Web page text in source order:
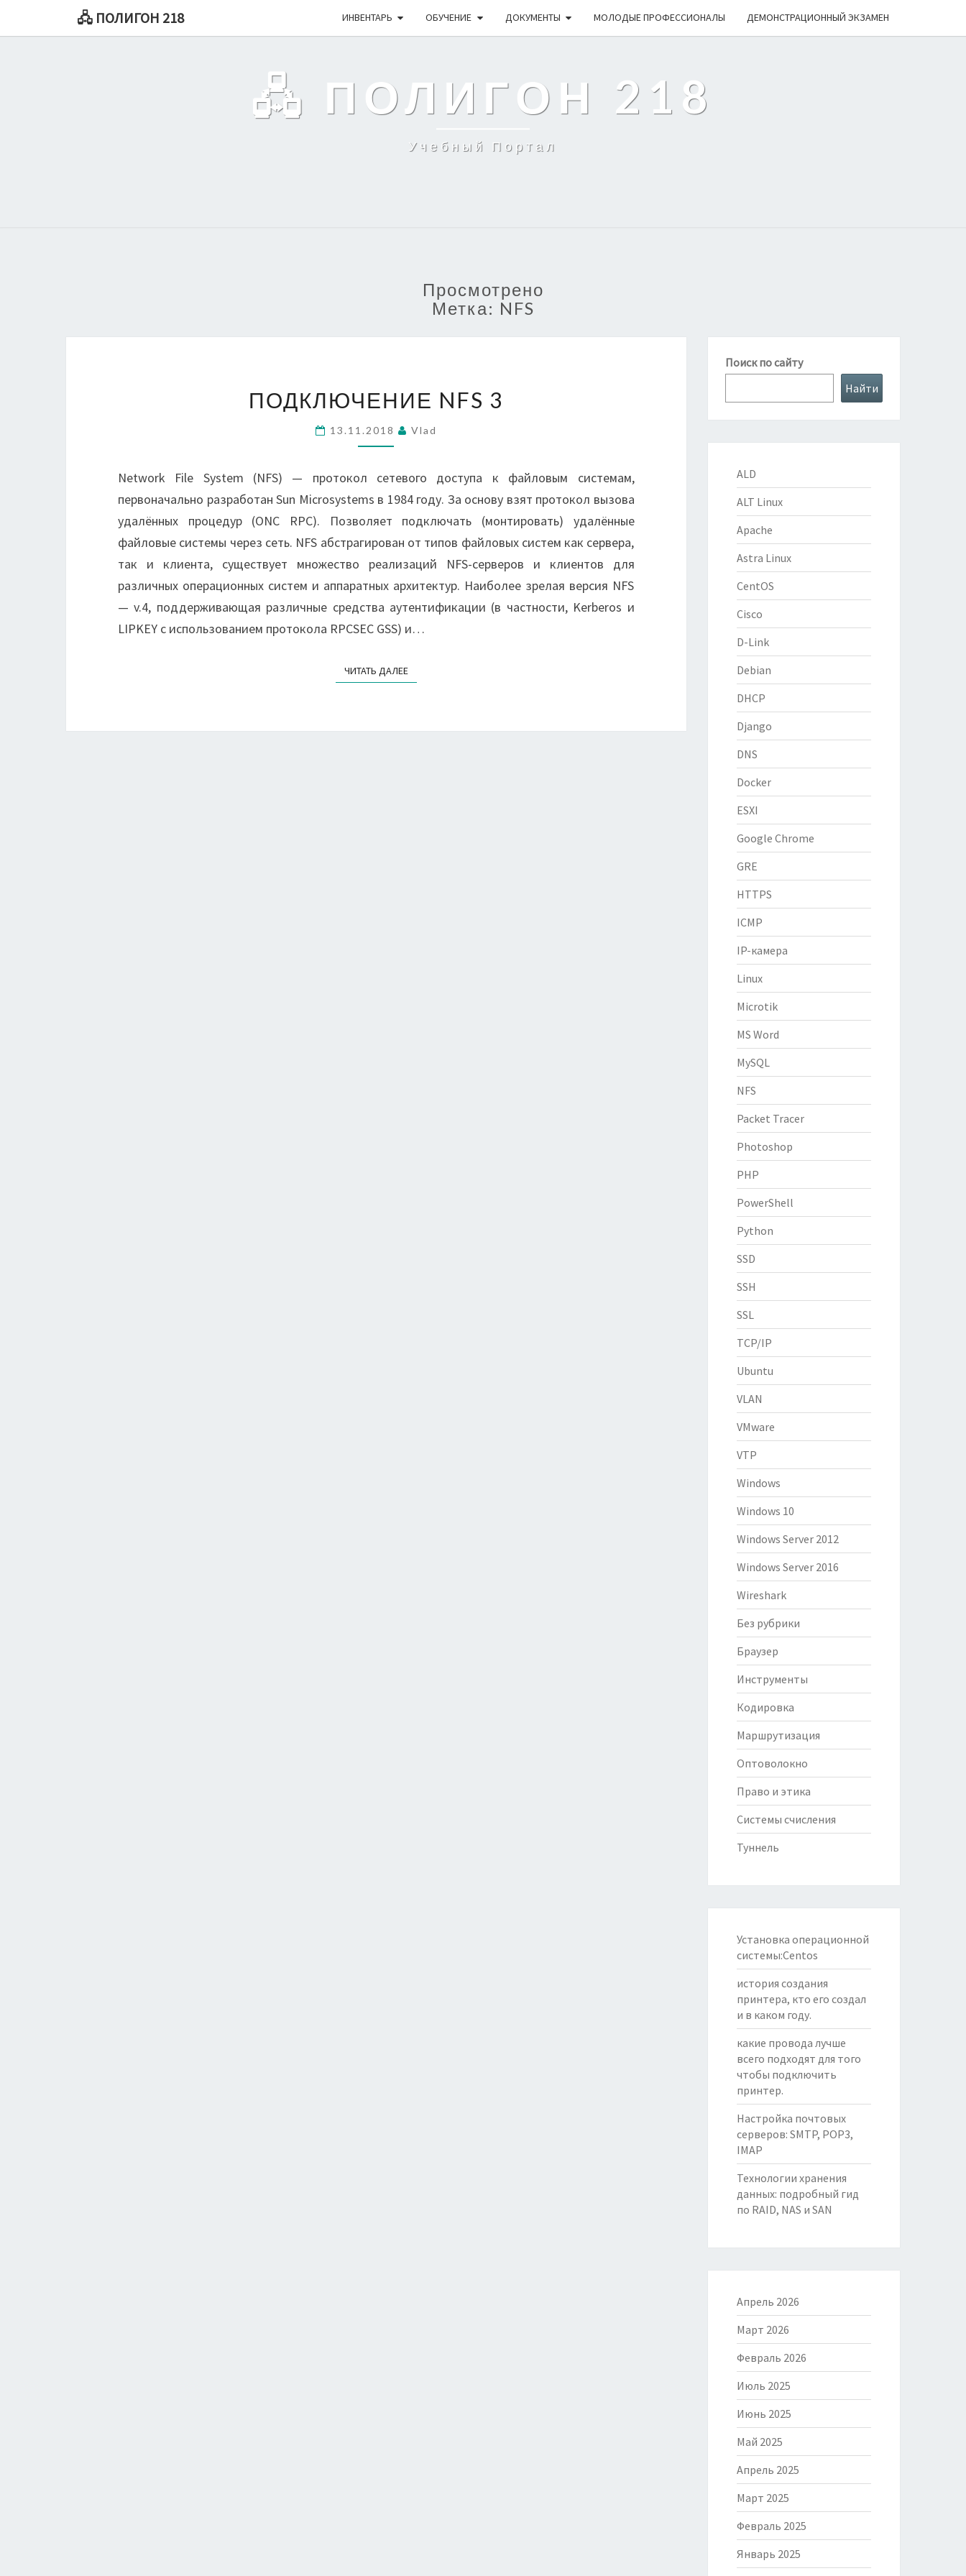
🖧 ПОЛИГОН 218 ИНВЕНТАРЬ ОБУЧЕНИЕ ДОКУМЕНТЫ МОЛОДЫЕ ПРОФЕССИОНАЛЫ ДЕМОНСТРАЦИОННЫЙ ЭКЗАМЕН
🖧 ПОЛИГОН 218
Учебный Портал
Просмотрено
Метка: NFS
NFS
ПОДКЛЮЧЕНИЕ NFS 3
13.11.2018 Vlad
Network File System (NFS) — протокол сетевого доступа к файловым системам,
первоначально разработан Sun Microsystems в 1984 году. За основу взят протокол вызова
удалённых процедур (ONC RPC). Позволяет подключать (монтировать) удалённые
файловые системы через сеть. NFS абстрагирован от типов файловых систем как сервера,
так и клиента, существует множество реализаций NFS-серверов и клиентов для
различных операционных систем и аппаратных архитектур. Наиболее зрелая версия NFS
— v.4, поддерживающая различные средства аутентификации (в частности, Kerberos и
LIPKEY с использованием протокола RPCSEC GSS) и…
ЧИТАТЬ ДАЛЕЕЧИТАТЬ ДАЛЕЕ
Поиск по сайту
Найти
ALD
ALT Linux
Apache
Astra Linux
CentOS
Cisco
D-Link
Debian
DHCP
Django
DNS
Docker
ESXI
Google Chrome
GRE
HTTPS
ICMP
IP-камера
Linux
Microtik
MS Word
MySQL
NFS
Packet Tracer
Photoshop
PHP
PowerShell
Python
SSD
SSH
SSL
TCP/IP
Ubuntu
VLAN
VMware
VTP
Windows
Windows 10
Windows Server 2012
Windows Server 2016
Wireshark
Без рубрики
Браузер
Инструменты
Кодировка
Маршрутизация
Оптоволокно
Право и этика
Системы счисления
Туннель
Установка операционной
системы:Centos
история создания
принтера, кто его создал
и в каком году.
какие провода лучше
всего подходят для того
чтобы подключить
принтер.
Настройка почтовых
серверов: SMTP, POP3,
IMAP
Технологии хранения
данных: подробный гид
по RAID, NAS и SAN
Апрель 2026
Март 2026
Февраль 2026
Июль 2025
Июнь 2025
Май 2025
Апрель 2025
Март 2025
Февраль 2025
Январь 2025